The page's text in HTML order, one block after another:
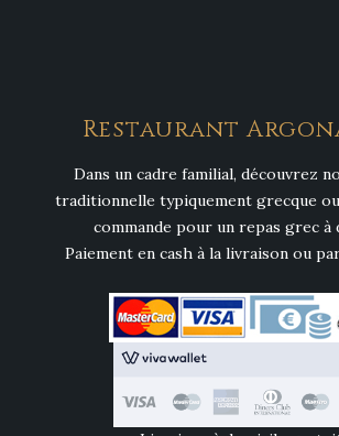
Restaurant
Dans un cadre familial, découvrez
traditionnelle typiquement grecque
commande pour un repas grec à
Paiement en cash à la livraison ou